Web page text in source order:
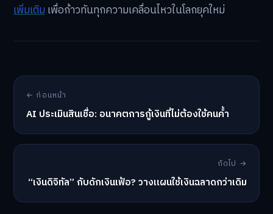
เพิ่มเติมเพื่อก้าวทันทุกความเคลื่อนไหวในโลกยุคใหม่
← ก่อนหน้า
AI ประเมินสินเชื่อ: อนาคตการกู้เงินที่ไม่ต้องใช้คนค้ำ
ถัดไป →
“เงินดิจิทัล” กับดักเงินเฟ้อ? วางแผนใช้เงินฉลาดกว่าเดิม